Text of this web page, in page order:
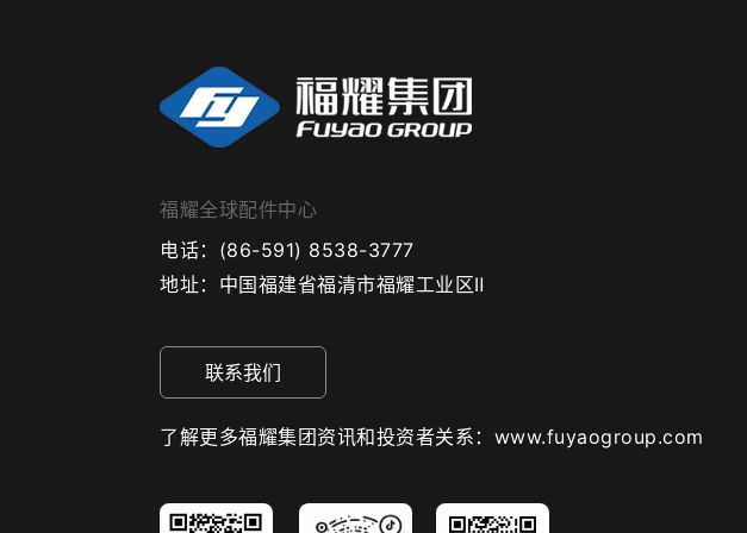
福耀全球配件中心
电话： (86-591) 8538-3777
地址： 中国福建省福清市福耀工业区Ⅱ
联系我们
了解更多福耀集团资讯和投资者关系：www.fuyaogroup.com